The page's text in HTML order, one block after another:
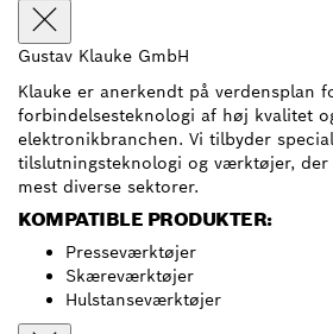
Gustav Klauke GmbH
Klauke er anerkendt på verdensplan
forbindelsesteknologi af høj kvalitet
elektronikbranchen. Vi tilbyder
tilslutningsteknologi og værktøjer,
mest diverse sektorer.
KOMPATIBLE PRODUKTER:
Presseværktøjer
Skæreværktøjer
Hulstanseværktøjer